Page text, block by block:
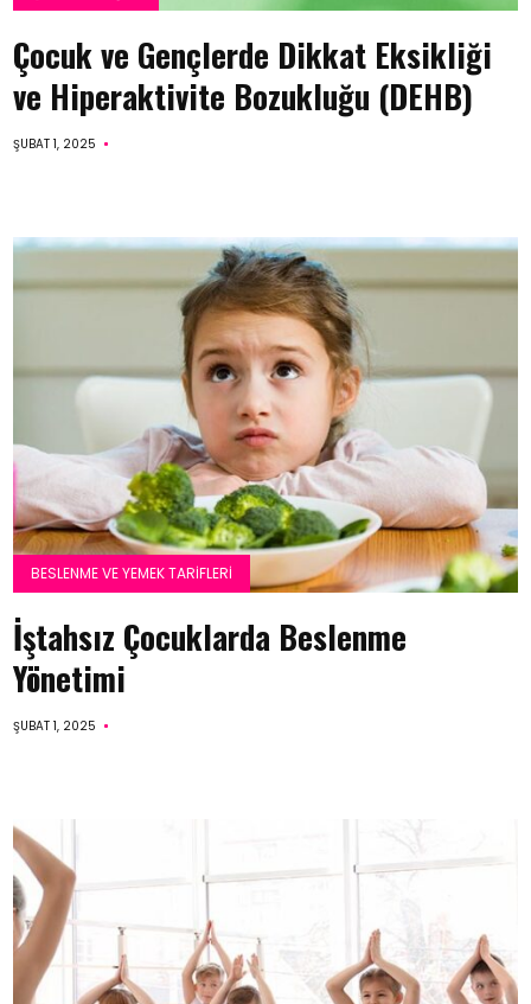
Çocuk ve Gençlerde Dikkat Eksikliği
ve Hiperaktivite Bozukluğu (DEHB)
ŞUBAT 1, 2025
BESLENME VE YEMEK TARIFLERI
İştahsız Çocuklarda Beslenme
Yönetimi
ŞUBAT 1, 2025